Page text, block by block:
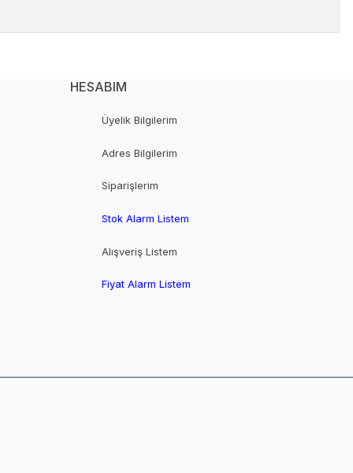
HESABIM
Üyelik Bilgilerim
Adres Bilgilerim
Siparişlerim
Stok Alarm Listem
Alışveriş Listem
Fiyat Alarm Listem